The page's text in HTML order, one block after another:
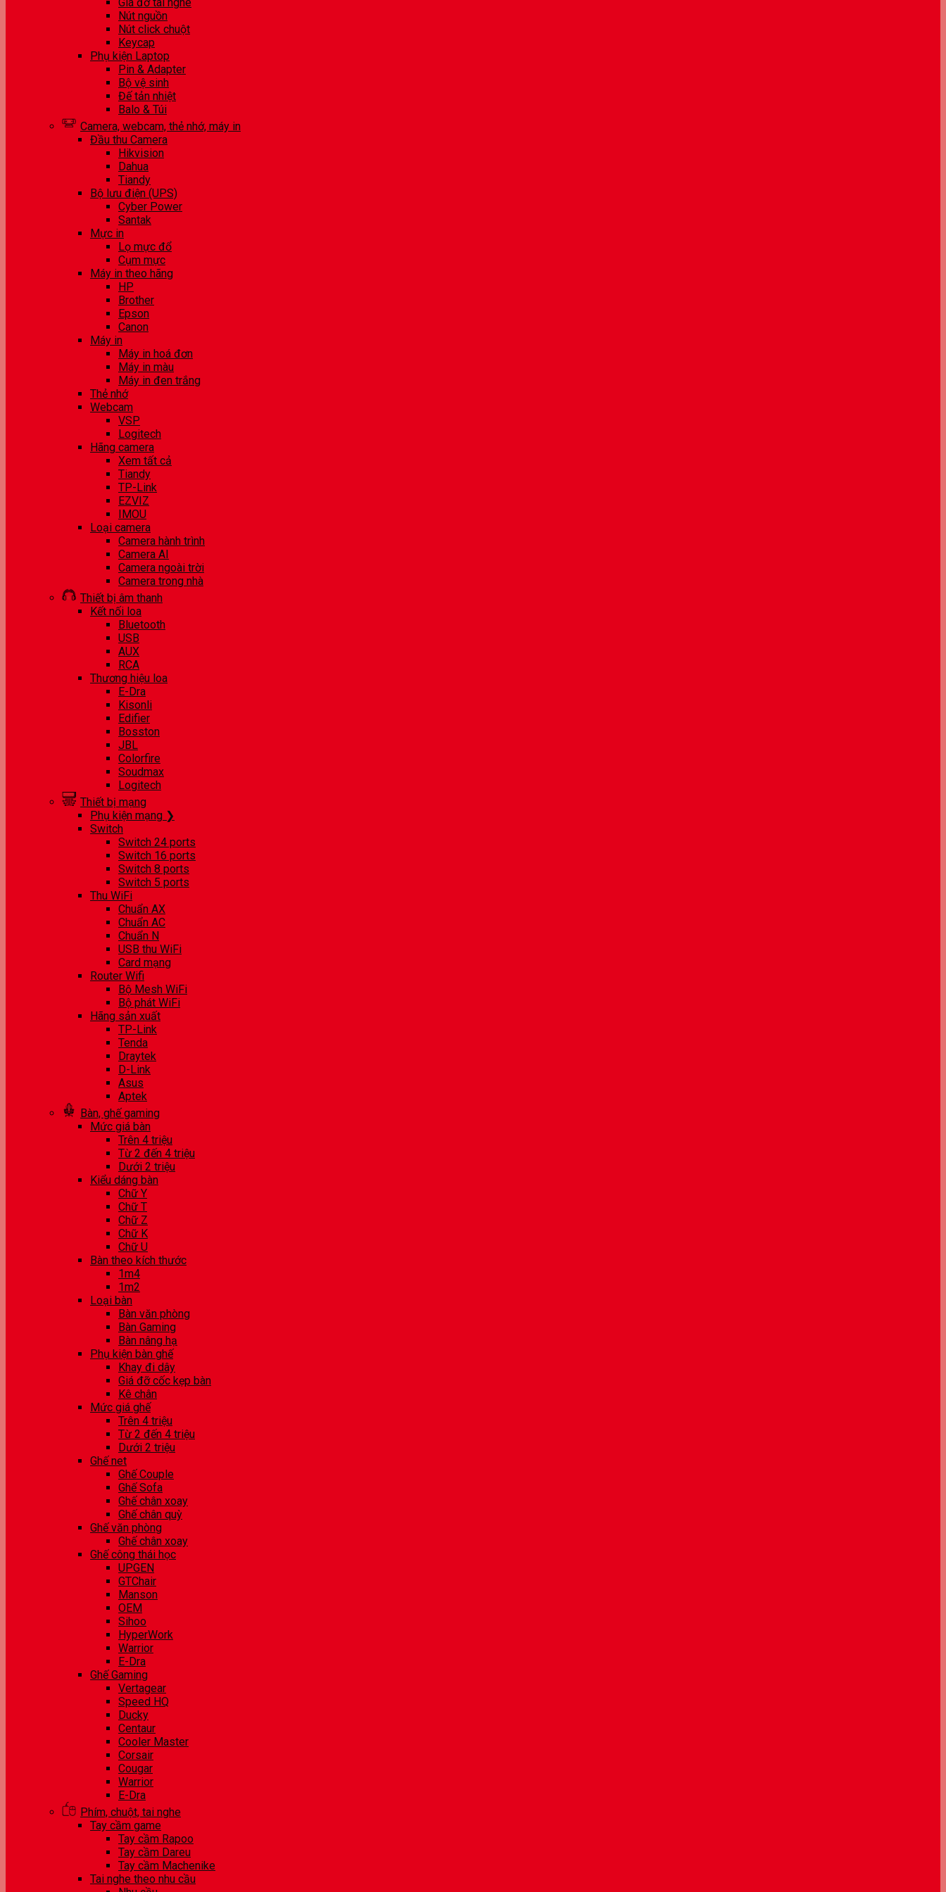
Nút nguồn
Nút click chuột
Keycap
Phụ kiện Laptop
Pin & Adapter
Bộ vệ sinh
Đế tản nhiệt
Balo & Túi
Camera, webcam, thẻ nhớ, máy in
Đầu thu Camera
Hikvision
Dahua
Tiandy
Bộ lưu điện (UPS)
Cyber Power
Santak
Mực in
Lọ mực đổ
Cụm mực
Máy in theo hãng
HP
Brother
Epson
Canon
Máy in
Máy in hoá đơn
Máy in màu
Máy in đen trắng
Thẻ nhớ
Webcam
VSP
Logitech
Hãng camera
Xem tất cả
Tiandy
TP-Link
EZVIZ
IMOU
Loại camera
Camera hành trình
Camera AI
Camera ngoài trời
Camera trong nhà
Thiết bị âm thanh
Kết nối loa
Bluetooth
USB
AUX
RCA
Thương hiệu loa
E-Dra
Kisonli
Edifier
Bosston
JBL
Colorfire
Soudmax
Logitech
Thiết bị mạng
Phụ kiện mạng ❯
Switch
Switch 24 ports
Switch 16 ports
Switch 8 ports
Switch 5 ports
Thu WiFi
Chuẩn AX
Chuẩn AC
Chuẩn N
USB thu WiFi
Card mạng
Router Wifi
Bộ Mesh WiFi
Bộ phát WiFi
Hãng sản xuất
TP-Link
Tenda
Draytek
D-Link
Asus
Aptek
Bàn, ghế gaming
Mức giá bàn
Trên 4 triệu
Từ 2 đến 4 triệu
Dưới 2 triệu
Kiểu dáng bàn
Chữ Y
Chữ T
Chữ Z
Chữ K
Chữ U
Bàn theo kích thước
1m4
1m2
Loại bàn
Bàn văn phòng
Bàn Gaming
Bàn nâng hạ
Phụ kiện bàn ghế
Khay đi dây
Giá đỡ cốc kẹp bàn
Kê chân
Mức giá ghế
Trên 4 triệu
Từ 2 đến 4 triệu
Dưới 2 triệu
Ghế net
Ghế Couple
Ghế Sofa
Ghế chân xoay
Ghế chân quỳ
Ghế văn phòng
Ghế chân xoay
Ghế công thái học
UPGEN
GTChair
Manson
OEM
Sihoo
HyperWork
Warrior
E-Dra
Ghế Gaming
Vertagear
Speed HQ
Ducky
Centaur
Cooler Master
Corsair
Cougar
Warrior
E-Dra
Phím, chuột, tai nghe
Tay cầm game
Tay cầm Rapoo
Tay cầm Dareu
Tay cầm Machenike
Tai nghe theo nhu cầu